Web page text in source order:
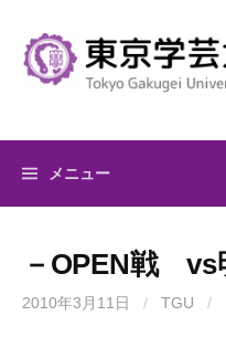
キ
メニュー
－OPEN戦 vs
2010年3月11日 / TGU /